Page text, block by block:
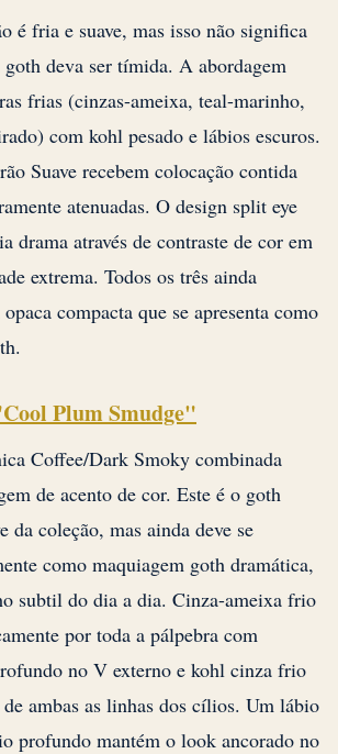
é fria e suave, mas isso não significa
goth deva ser tímida. A abordagem
frias (cinzas-ameixa, teal-marinho,
com kohl pesado e lábios escuros.
Suave recebem colocação contida
atenuadas. O design split eye
drama através de contraste de cor em
extrema. Todos os três ainda
compacta que se apresenta como
Plum Smudge"
Coffee/Dark Smoky combinada
de acento de cor. Este é o goth
da coleção, mas ainda deve se
como maquiagem goth dramática,
subtil do dia a dia. Cinza-ameixa frio
por toda a pálpebra com
no V externo e kohl cinza frio
de ambas as linhas dos cílios. Um lábio
profundo mantém o look ancorado no